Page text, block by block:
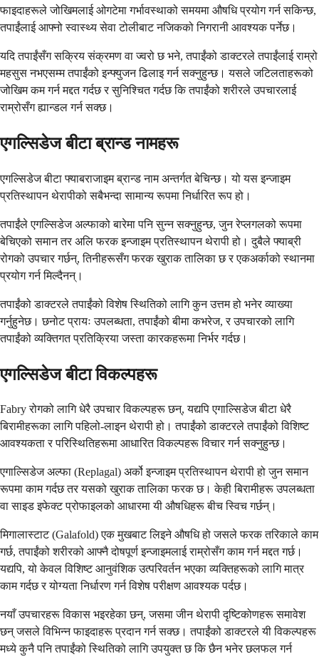
फाइदाहरूले जोखिमलाई ओगटेमा गर्भावस्थाको समयमा औषधि प्रयोग गर्न सकिन्छ,
तपाईंलाई आफ्नो स्वास्थ्य सेवा टोलीबाट नजिकको निगरानी आवश्यक पर्नेछ।
यदि तपाईंसँग सक्रिय संक्रमण वा ज्वरो छ भने, तपाईंको डाक्टरले तपाईंलाई राम्रो
महसुस नभएसम्म तपाईंको इन्फ्युजन ढिलाइ गर्न सक्नुहुन्छ। यसले जटिलताहरूको
जोखिम कम गर्न मद्दत गर्दछ र सुनिश्चित गर्दछ कि तपाईंको शरीरले उपचारलाई
राम्रोसँग ह्यान्डल गर्न सक्छ।
एगल्सिडेज बीटा ब्रान्ड नामहरू
एगल्सिडेज बीटा फ्याबराजाइम ब्रान्ड नाम अन्तर्गत बेचिन्छ। यो यस इन्जाइम
प्रतिस्थापन थेरापीको सबैभन्दा सामान्य रूपमा निर्धारित रूप हो।
तपाईंले एगल्सिडेज अल्फाको बारेमा पनि सुन्न सक्नुहुन्छ, जुन रेप्लगलको रूपमा
बेचिएको समान तर अलि फरक इन्जाइम प्रतिस्थापन थेरापी हो। दुबैले फ्याब्री
रोगको उपचार गर्छन्, तिनीहरूसँग फरक खुराक तालिका छ र एकअर्काको स्थानमा
प्रयोग गर्न मिल्दैनन्।
तपाईंको डाक्टरले तपाईंको विशेष स्थितिको लागि कुन उत्तम हो भनेर व्याख्या
गर्नुहुनेछ। छनोट प्रायः उपलब्धता, तपाईंको बीमा कभरेज, र उपचारको लागि
तपाईंको व्यक्तिगत प्रतिक्रिया जस्ता कारकहरूमा निर्भर गर्दछ।
एगल्सिडेज बीटा विकल्पहरू
Fabry रोगको लागि धेरै उपचार विकल्पहरू छन्, यद्यपि एगाल्सिडेज बीटा धेरै
बिरामीहरूका लागि पहिलो-लाइन थेरापी हो। तपाईंको डाक्टरले तपाईंको विशिष्ट
आवश्यकता र परिस्थितिहरूमा आधारित विकल्पहरू विचार गर्न सक्नुहुन्छ।
एगाल्सिडेज अल्फा (Replagal) अर्को इन्जाइम प्रतिस्थापन थेरापी हो जुन समान
रूपमा काम गर्दछ तर यसको खुराक तालिका फरक छ। केही बिरामीहरू उपलब्धता
वा साइड इफेक्ट प्रोफाइलको आधारमा यी औषधिहरू बीच स्विच गर्छन्।
मिगालास्टाट (Galafold) एक मुखबाट लिइने औषधि हो जसले फरक तरिकाले काम
गर्छ, तपाईंको शरीरको आफ्नै दोषपूर्ण इन्जाइमलाई राम्रोसँग काम गर्न मद्दत गर्छ।
यद्यपि, यो केवल विशिष्ट आनुवंशिक उत्परिवर्तन भएका व्यक्तिहरूको लागि मात्र
काम गर्दछ र योग्यता निर्धारण गर्न विशेष परीक्षण आवश्यक पर्दछ।
नयाँ उपचारहरू विकास भइरहेका छन्, जसमा जीन थेरापी दृष्टिकोणहरू समावेश
छन् जसले विभिन्न फाइदाहरू प्रदान गर्न सक्छ। तपाईंको डाक्टरले यी विकल्पहरू
मध्ये कुनै पनि तपाईंको स्थितिको लागि उपयुक्त छ कि छैन भनेर छलफल गर्न